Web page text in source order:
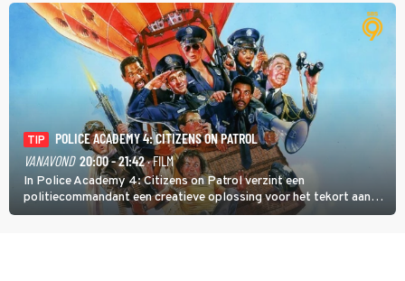
TIP
POLICE ACADEMY 4: CITIZENS ON PATROL
VANAVOND 20:00 - 21:42· FILM
In Police Academy 4: Citizens on Patrol verzint een
politiecommandant een creatieve oplossing voor het tekort aan
agenten.